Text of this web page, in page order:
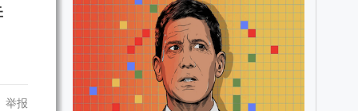
举报